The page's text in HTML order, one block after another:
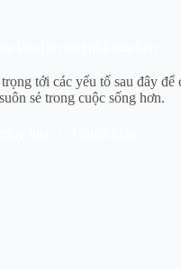
tới các yếu tố sau đây để
sẻ trong cuộc sống hơn.